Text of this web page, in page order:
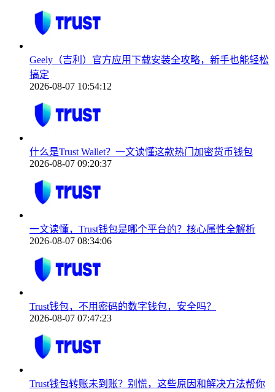
Geely（吉利）官方应用下载安装全攻略，新手也能轻松
搞定
2026-08-07 10:54:12
什么是Trust Wallet？一文读懂这款热门加密货币钱包
2026-08-07 09:20:37
一文读懂，Trust钱包是哪个平台的？核心属性全解析
2026-08-07 08:34:06
Trust钱包，不用密码的数字钱包，安全吗？
2026-08-07 07:47:23
Trust钱包转账未到账？别慌，这些原因和解决方法帮你